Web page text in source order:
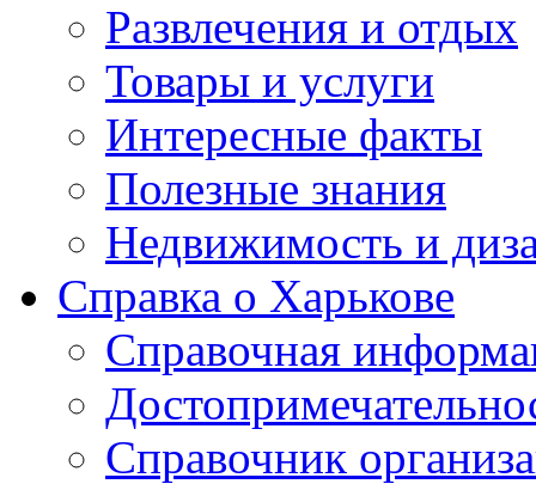
Развлечения и отдых
Товары и услуги
Интересные факты
Полезные знания
Недвижимость и
Справка о Харькове
Справочная
Справочник